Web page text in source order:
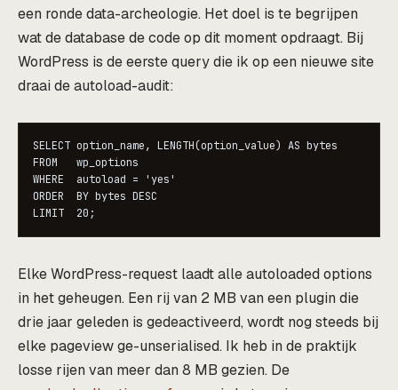
een ronde data-archeologie. Het doel is te begrijpen
wat de database de code op dit moment opdraagt. Bij
WordPress is de eerste query die ik op een nieuwe site
draai de autoload-audit:
SELECT option_name, LENGTH(option_value) AS bytes
FROM   wp_options
WHERE  autoload = 'yes'
ORDER  BY bytes DESC
Elke WordPress-request laadt alle autoloaded options
in het geheugen. Een rij van 2 MB van een plugin die
drie jaar geleden is gedeactiveerd, wordt nog steeds bij
elke pageview ge-unserialised. Ik heb in de praktijk
losse rijen van meer dan 8 MB gezien. De